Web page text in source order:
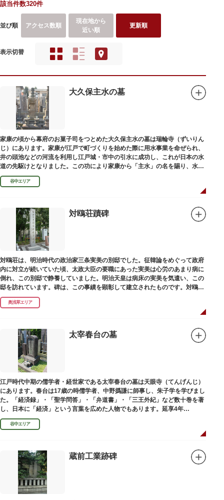
該当件数320件
並び順 アクセス数順
現在地から
近い順
更新順
表示切替
大久保主水の墓
家康の頃から幕府のお菓子司をつとめた大久保主水の墓は瑞輪寺（ずいりん
じ）にあります。家康が江戸で町づくりを始めた際に用水事業を命ぜられ、
井の頭池などの河流を利用し江戸城・市中の引水に成功し、これが日本の水
道の先駆けとなりました。この功により家康から「主水」の名を賜り、水は
濁らざるを尊しとして「もんと」と読むようになったといわれます。
谷中エリア
対鴎荘蹟碑
対鴎荘は、明治時代の政治家三条実美の別邸でした。征韓論をめぐって政府
内に対立が続いていた頃、太政大臣の要職にあった実美は心労のあまり病に
倒れ、この別邸で静養していました。明治天皇は病床の実美を気遣い、この
邸を訪れています。碑は、この事績を顕彰して建立されたものです。対鴎荘
は、多摩市連光寺に移築されました。
奥浅草エリア
太宰春台の墓
江戸時代中期の儒学者・経世家である太宰春台の墓は天眼寺（てんげんじ）
にあります。春台は17歳の時儒学者、中野撝謙に師事し、朱子学を学びまし
た。「経済録」・「聖学問答」・「弁道書」・「三王外紀」など数十巻を著
し、日本に「経済」という言葉を広めた人物でもあります。延享4年
（1747）に没しました。
谷中エリア
蔵前工業跡碑